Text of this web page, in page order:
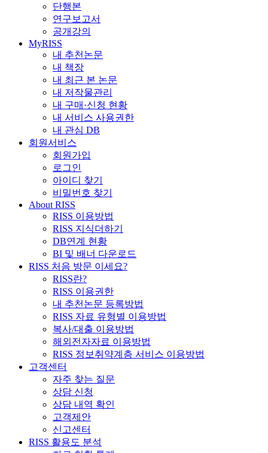
단행본
연구보고서
공개강의
MyRISS
내 추천논문
내 책장
내 최근 본 논문
내 저작물관리
내 구매·신청 현황
내 서비스 사용권한
내 관심 DB
회원서비스
회원가입
로그인
아이디 찾기
비밀번호 찾기
About RISS
RISS 이용방법
RISS 지식더하기
DB연계 현황
BI 및 배너 다운로드
RISS 처음 방문 이세요?
RISS란?
RISS 이용권한
내 추천논문 등록방법
RISS 자료 유형별 이용방법
복사/대출 이용방법
해외전자자료 이용방법
RISS 정보취약계층 서비스 이용방법
고객센터
자주 찾는 질문
상담 신청
상담 내역 확인
고객제안
신고센터
RISS 활용도 분석